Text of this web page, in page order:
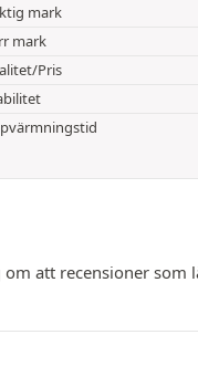
mark
mark
Pris
att recensioner som